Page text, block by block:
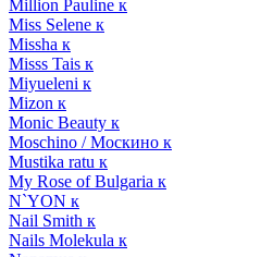
Million Pauline к
Miss Selene к
Missha к
Misss Tais к
Miyueleni к
Mizon к
Monic Beauty к
Moschino / Москино к
Mustika ratu к
My Rose of Bulgaria к
N`YON к
Nail Smith к
Nails Molekula к